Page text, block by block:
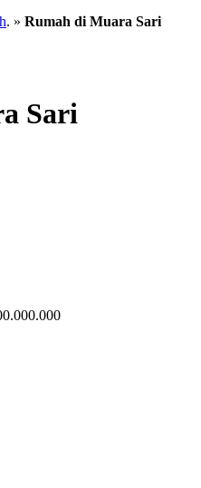
. » Rumah di Muara Sari
Sari